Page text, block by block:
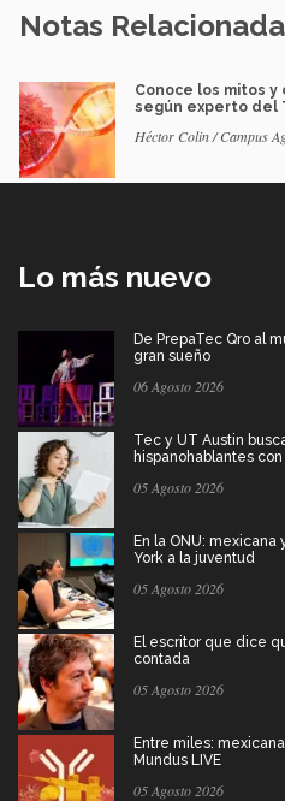
Notas
Conoce los mitos y
según experto del
Héctor Colin / Campus
Lo más nuevo
De PrepaTec Qro al
gran sueño
06 Agosto 2026
Tec y UT Austin
hispanohablantes
05 Agosto 2026
En la ONU: mexicana
York a la juventud
05 Agosto 2026
El escritor que dice
contada
05 Agosto 2026
Entre miles:
Mundus LIVE
05 Agosto 2026